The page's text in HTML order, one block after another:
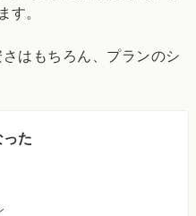
す。
はもちろん、プランのシ
た